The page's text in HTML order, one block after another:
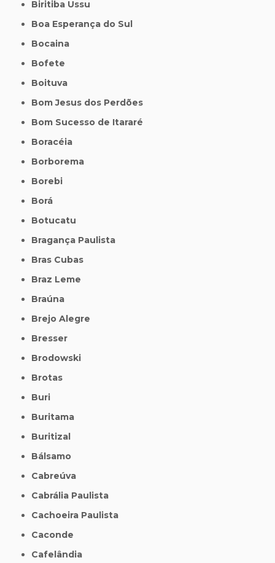
Biritiba Ussu
Boa Esperança do Sul
Bocaina
Bofete
Boituva
Bom Jesus dos Perdões
Bom Sucesso de Itararé
Boracéia
Borborema
Borebi
Borá
Botucatu
Bragança Paulista
Bras Cubas
Braz Leme
Braúna
Brejo Alegre
Bresser
Brodowski
Brotas
Buri
Buritama
Buritizal
Bálsamo
Cabreúva
Cabrália Paulista
Cachoeira Paulista
Caconde
Cafelândia